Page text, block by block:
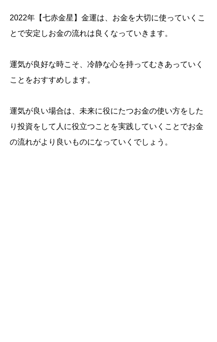
2022年【七赤金星】金運は、お金を大切に使っていくこ
とで安定しお金の流れは良くなっていきます。
運気が良好な時こそ、冷静な心を持ってむきあっていく
ことをおすすめします。
運気が良い場合は、未来に役にたつお金の使い方をした
り投資をして人に役立つことを実践していくことでお金
の流れがより良いものになっていくでしょう。